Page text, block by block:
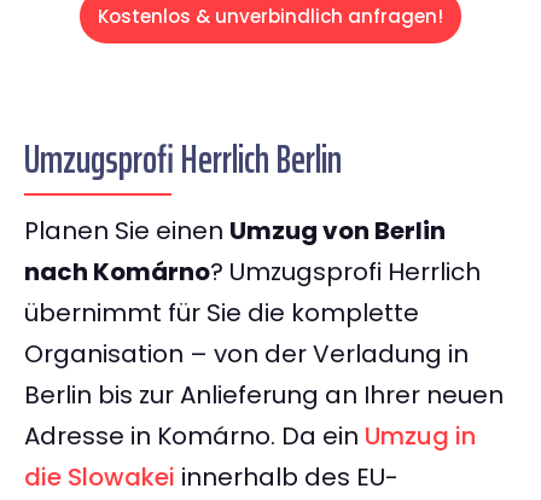
Kostenlos & unverbindlich anfragen!
Umzugsprofi Herrlich Berlin
Planen Sie einen Umzug von Berlin
nach Komárno? Umzugsprofi Herrlich
übernimmt für Sie die komplette
Organisation – von der Verladung in
Berlin bis zur Anlieferung an Ihrer neuen
Adresse in Komárno. Da ein Umzug in
die Slowakei innerhalb des EU-